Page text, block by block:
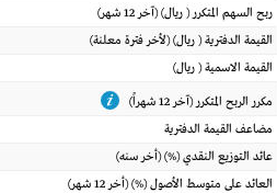
ربح السهم المتكرر( ريال) (آخر 12 شهر)
القيمة الدفترية( ريال) (لأخر فترة معلنة)
القيمة الاسمية( ريال)
مكرر الربح المتكرر (آخر 12 شهراً)
مضاعف القيمة الدفترية
عائد التوزيع النقدي(%) (أخر سنه)
العائد على متوسط الأصول(%) (أخر 12 شهر)